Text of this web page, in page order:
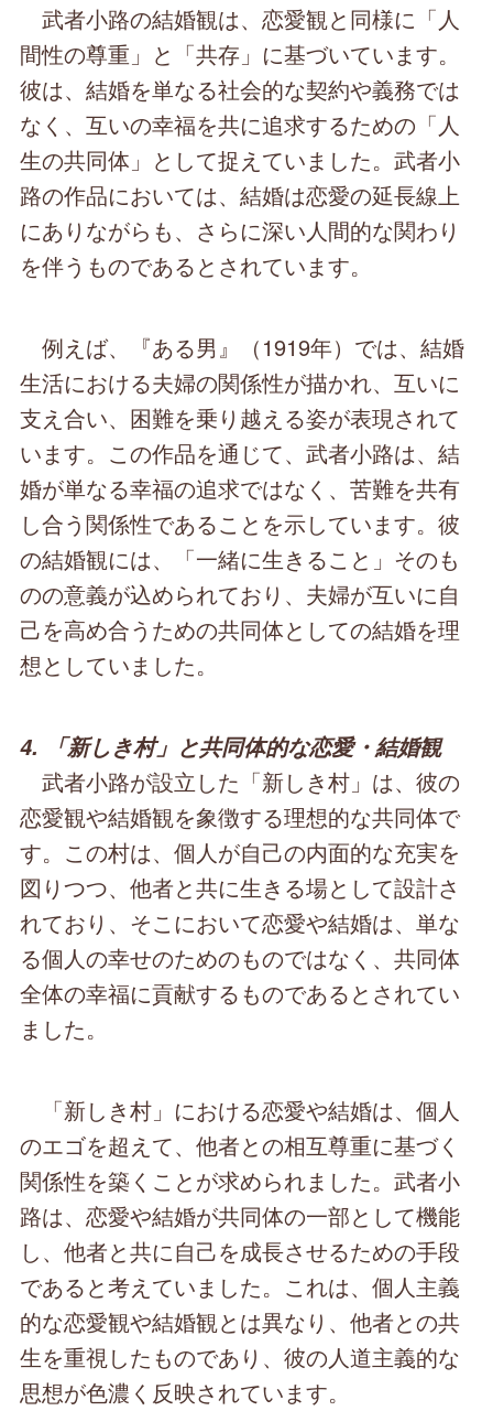
武者小路の結婚観は、恋愛観と同様に「人
間性の尊重」と「共存」に基づいています。
彼は、結婚を単なる社会的な契約や義務では
なく、互いの幸福を共に追求するための「人
生の共同体」として捉えていました。武者小
路の作品においては、結婚は恋愛の延長線上
にありながらも、さらに深い人間的な関わり
を伴うものであるとされています。
例えば、『ある男』（1919年）では、結婚
生活における夫婦の関係性が描かれ、互いに
支え合い、困難を乗り越える姿が表現されて
います。この作品を通じて、武者小路は、結
婚が単なる幸福の追求ではなく、苦難を共有
し合う関係性であることを示しています。彼
の結婚観には、「一緒に生きること」そのも
のの意義が込められており、夫婦が互いに自
己を高め合うための共同体としての結婚を理
想としていました。
4. 「新しき村」と共同体的な恋愛・結婚観
武者小路が設立した「新しき村」は、彼の
恋愛観や結婚観を象徴する理想的な共同体で
す。この村は、個人が自己の内面的な充実を
図りつつ、他者と共に生きる場として設計さ
れており、そこにおいて恋愛や結婚は、単な
る個人の幸せのためのものではなく、共同体
全体の幸福に貢献するものであるとされてい
ました。
「新しき村」における恋愛や結婚は、個人
のエゴを超えて、他者との相互尊重に基づく
関係性を築くことが求められました。武者小
路は、恋愛や結婚が共同体の一部として機能
し、他者と共に自己を成長させるための手段
であると考えていました。これは、個人主義
的な恋愛観や結婚観とは異なり、他者との共
生を重視したものであり、彼の人道主義的な
思想が色濃く反映されています。